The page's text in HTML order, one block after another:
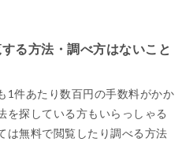
る方法・調べ方はないこと
1件あたり数百円の手数料がかか
を探している方もいらっしゃる
は無料で閲覧したり調べる方法